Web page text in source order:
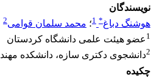
نویسندگان
هوشنگ دباغ*
1؛ محمد سلمان قوامی2
1 عضو هیئت علمی دانشگاه کردستان
2دانشجوی دکتری سازه، دانشکده
چکیده